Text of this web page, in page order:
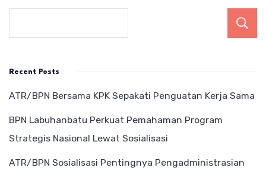
Recent Posts
ATR/BPN Bersama KPK Sepakati Penguatan Kerja Sama
BPN Labuhanbatu Perkuat Pemahaman Program
Strategis Nasional Lewat Sosialisasi
ATR/BPN Sosialisasi Pentingnya Pengadministrasian